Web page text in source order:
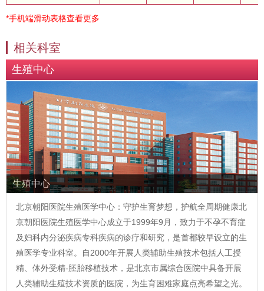
*手机端滑动表格查看更多
相关科室
生殖中心
生殖中心
北京朝阳医院生殖医学中心：守护生育梦想，护航全周期健康北
京朝阳医院生殖医学中心成立于1999年9月，致力于不孕不育症
及妇科内分泌疾病专科疾病的诊疗和研究，是首都较早设立的生
殖医学专业科室。自2000年开展人类辅助生殖技术包括人工授
精、体外受精-胚胎移植技术，是北京市属综合医院中具备开展
人类辅助生殖技术资质的医院，为生育困难家庭点亮希望之光。